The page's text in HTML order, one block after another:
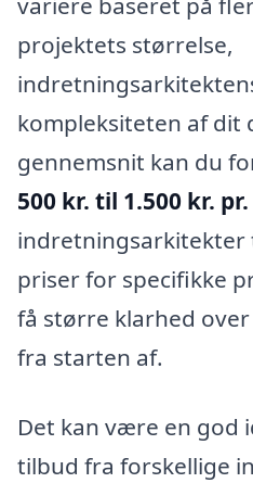
projektets størrelse,
kompleksiteten af dit
gennemsnit kan du
500 kr. til 1.500 kr.
indretningsarkitekter
priser for specifikke
få større klarhed
fra starten af.
Det kan være en god
tilbud fra forskellige